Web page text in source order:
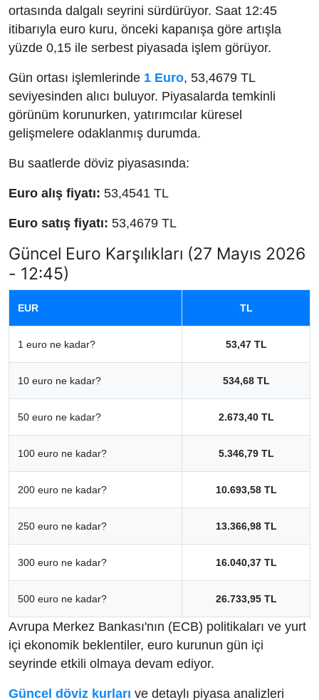
ortasında dalgalı seyrini sürdürüyor. Saat 12:45
itibarıyla euro kuru, önceki kapanışa göre artışla
yüzde 0,15 ile serbest piyasada işlem görüyor.
Gün ortası işlemlerinde 1 Euro, 53,4679 TL
seviyesinden alıcı buluyor. Piyasalarda temkinli
görünüm korunurken, yatırımcılar küresel
gelişmelere odaklanmış durumda.
Bu saatlerde döviz piyasasında:
Euro alış fiyatı: 53,4541 TL
Euro satış fiyatı: 53,4679 TL
Güncel Euro Karşılıkları (27 Mayıs 2026
- 12:45)
EUR TL
1 euro ne kadar? 53,47 TL
10 euro ne kadar? 534,68 TL
50 euro ne kadar? 2.673,40 TL
100 euro ne kadar? 5.346,79 TL
200 euro ne kadar? 10.693,58 TL
250 euro ne kadar? 13.366,98 TL
300 euro ne kadar? 16.040,37 TL
500 euro ne kadar? 26.733,95 TL
Avrupa Merkez Bankası'nın (ECB) politikaları ve yurt
içi ekonomik beklentiler, euro kurunun gün içi
seyrinde etkili olmaya devam ediyor.
Güncel döviz kurları ve detaylı piyasa analizleri